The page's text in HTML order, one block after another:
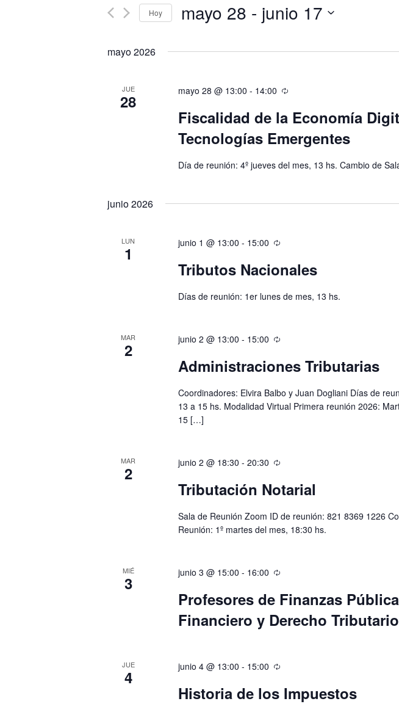
vistas
de
Busca
la
Hoy mayo 28 - junio 17
mayo 2026
JUE
28
mayo 28 @ 13:00 - 14:00
Fiscalidad de la Economía
Tecnologías Emergentes
Día de reunión: 4º jueves del mes, 13 hs. Cambio de
junio 2026
LUN
1
junio 1 @ 13:00 - 15:00
Tributos Nacionales
Días de reunión: 1er lunes de mes, 13 hs.
MAR
2
junio 2 @ 13:00 - 15:00
Administraciones Tributarias
Coordinadores: Elvira Balbo y Juan Dogliani Días de
13 a 15 hs. Modalidad Virtual Primera reunión 2026:
15 […]
MAR
2
junio 2 @ 18:30 - 20:30
Tributación Notarial
Sala de Reunión Zoom ID de reunión: 821 8369 1226
Reunión: 1º martes del mes, 18:30 hs.
MIÉ
3
junio 3 @ 15:00 - 16:00
Profesores de Finanzas
Financiero y Derecho Tributario
JUE
4
junio 4 @ 13:00 - 15:00
Historia de los Impuestos